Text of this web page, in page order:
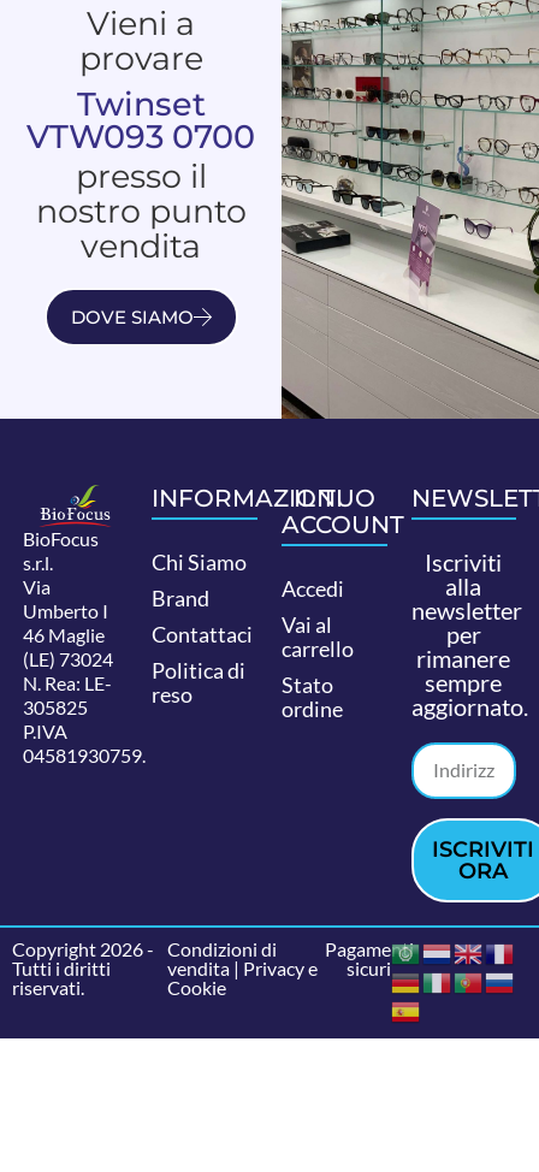
Vieni a
provare
Twinset
VTW093 0700
presso il
nostro punto
vendita
DOVE SIAMO
BioFocus
s.r.l.
Via
Umberto I
46 Maglie
(LE) 73024
N. Rea: LE-
305825
P.IVA
04581930759.
INFORMAZIONI
Chi Siamo
Brand
Contattaci
Politica di
reso
IL TUO
ACCOUNT
Accedi
Vai al
carrello
Stato
ordine
Iscriviti
alla
newsletter
per
rimanere
sempre
aggiornato.
ISCRIVITI
ORA
Copyright 2026 -
Tutti i diritti
riservati.
Condizioni di
vendita| Privacy e
Cookie
Pagamenti
sicuri